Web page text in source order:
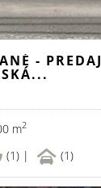
-
m2
(1) | (1)